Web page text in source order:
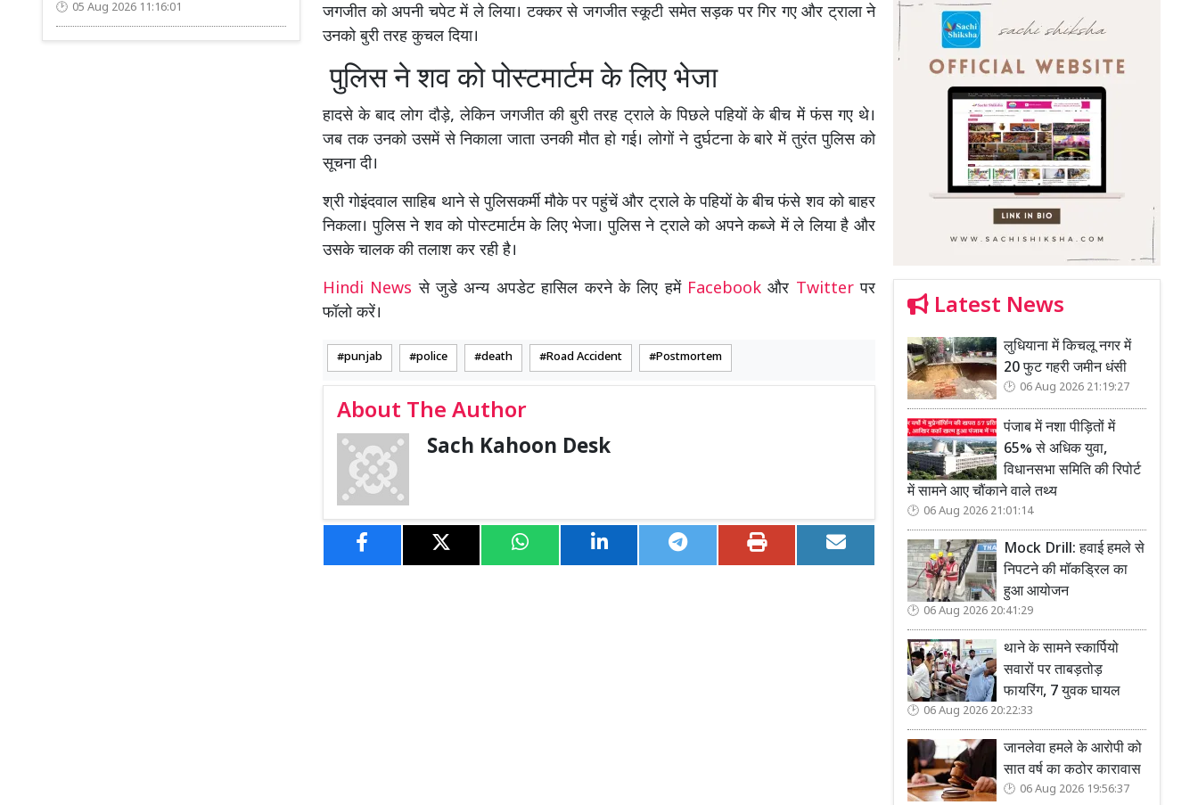
05 Aug 2026 11:16:01
जगजीत को अपनी चपेट में ले लिया। टक्कर से जगजीत स्कूटी समेत सड़क पर गिर गए और ट्राला ने
उनको बुरी तरह कुचल दिया।
पुलिस ने शव को पोस्टमार्टम के लिए भेजा
हादसे के बाद लोग दौड़े, लेकिन जगजीत की बुरी तरह ट्राले के पिछले पहियों के बीच में फंस गए थे।
जब तक उनको उसमें से निकाला जाता उनकी मौत हो गई। लोगों ने दुर्घटना के बारे में तुरंत पुलिस को
सूचना दी।
श्री गोइंदवाल साहिब थाने से पुलिसकर्मी मौके पर पहुंचें और ट्राले के पहियों के बीच फंसे शव को बाहर
निकला। पुलिस ने शव को पोस्टमार्टम के लिए भेजा। पुलिस ने ट्राले को अपने कब्जे में ले लिया है और
उसके चालक की तलाश कर रही है।
Hindi Newsसे जुडे अन्य अपडेट हासिल करने के लिए हमें Facebookऔर Twitterपर
फॉलो करें।
punjab police death Road Accident Postmortem
About The Author
Sach Kahoon Desk
Latest News
लुधियाना में किचलू नगर में
20 फुट गहरी जमीन धंसी
06 Aug 2026 21:19:27
पंजाब में नशा पीड़ितों में
65% से अधिक युवा,
विधानसभा समिति की रिपोर्ट
में सामने आए चौंकाने वाले तथ्य
06 Aug 2026 21:01:14
Mock Drill: हवाई हमले से
निपटने की मॉकड्रिल का
हुआ आयोजन
06 Aug 2026 20:41:29
थाने के सामने स्कार्पियो
सवारों पर ताबड़तोड़
फायरिंग, 7 युवक घायल
06 Aug 2026 20:22:33
जानलेवा हमले के आरोपी को
सात वर्ष का कठोर कारावास
06 Aug 2026 19:56:37